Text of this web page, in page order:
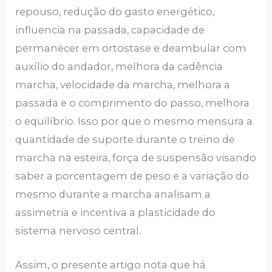
repouso, redução do gasto energético,
influencia na passada, capacidade de
permanecer em ortostase e deambular com
auxílio do andador, melhora da cadência
marcha, velocidade da marcha, melhora a
passada e o comprimento do passo, melhora
o equilíbrio. Isso por que o mesmo mensura a
quantidade de suporte durante o treino de
marcha na esteira, força de suspensão visando
saber a porcentagem de peso e a variação do
mesmo durante a marcha analisam a
assimetria e incentiva a plasticidade do
sistema nervoso central.
Assim, o presente artigo nota que há